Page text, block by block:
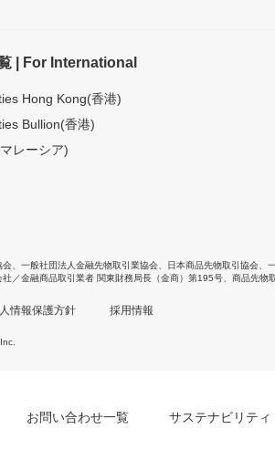
| For International
Hong Kong(香港)
Bullion(香港)
レーシア)
会 一般社団法人金融先物取引業協会 日本商品先物取引協会
社／金融商品取引業者 関東財務局長（金商）第195号、商品先物
情報保護方針 採用情報
お問い合わせ一覧 サステナビリティ